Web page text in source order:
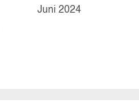
Juni 2024